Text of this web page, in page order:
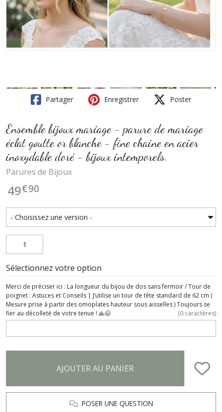
Partager Enregistrer Poster
Ensemble bijoux mariage - parure de mariage
éclat goutte or blanche - fine chaine en acier
inoxydable doré - bijoux intemporels.
Parures de Bijoux
49€90
Sélectionnez votre option
Merci de préciser ici : La longueur du bijou de dos sans fermoir / Tour de
poignet : Astuces et Conseils | J’utilise un tour de tête standard de 62 cm (
Mesure prise à partir des omoplates hauteur sous aisselles ) Toujours se
fier au décolleté de votre tenue ! 🙏😉
(0 caractères)
AJOUTER AU PANIER
POSER UNE QUESTION